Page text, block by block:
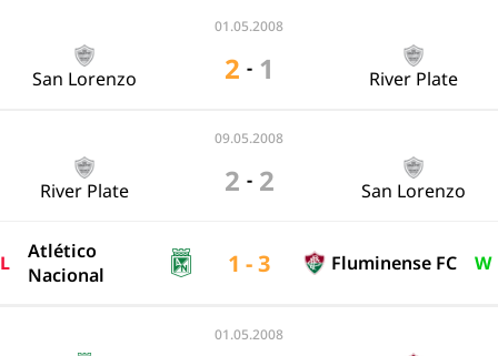
01.05.2008
San Lorenzo 2 - 1 River Plate
09.05.2008
River Plate 2 - 2 San Lorenzo
L
Atlético
Nacional
1 - 3 Fluminense FC W
01.05.2008